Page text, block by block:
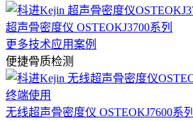
超声骨密度仪 OSTEOKJ3700系列
更多技术应用案例
便捷骨质检测
无线超声骨密度仪 OSTEOKJ7600系列